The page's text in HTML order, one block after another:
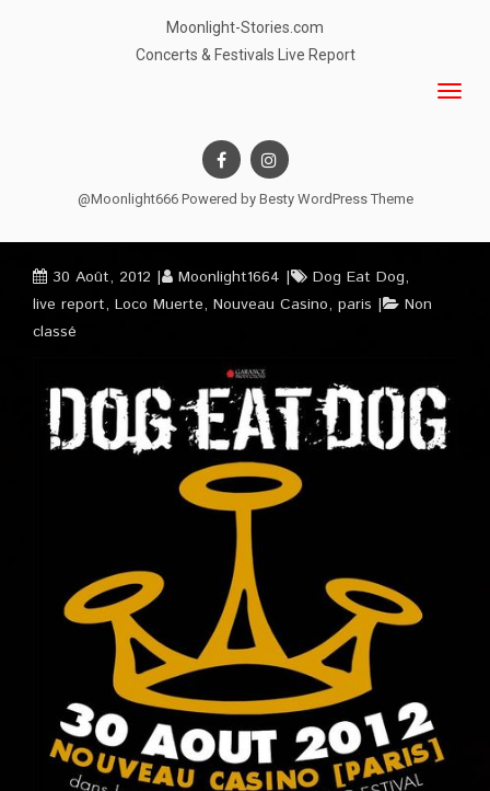
Moonlight-Stories.com
Concerts & Festivals Live Report
@Moonlight666 Powered by Besty WordPress Theme
30 Août, 2012 Moonlight1664 Dog Eat Dog,
live report, Loco Muerte, Nouveau Casino, paris
Non
classé